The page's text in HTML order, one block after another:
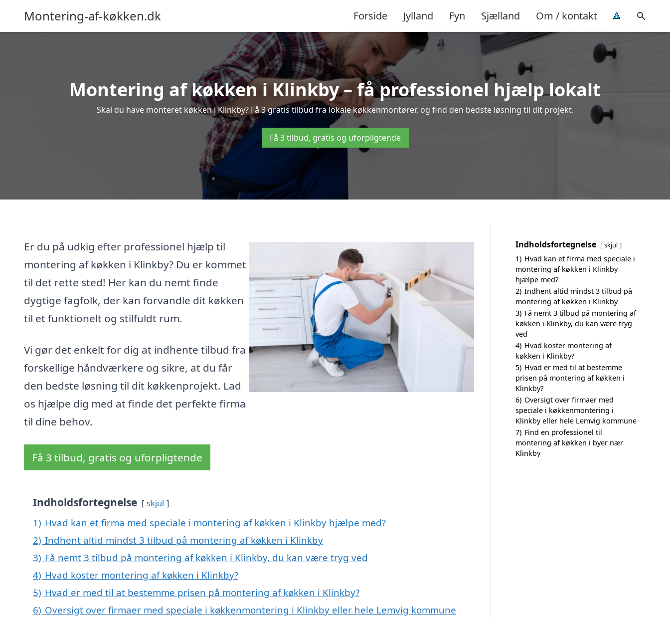
Montering-af-køkken.dk Forside Jylland Fyn Sjælland Om / kontakt
Montering af køkken i Klinkby – få professionel hjælp lokalt
Skal du have monteret køkken i Klinkby? Få 3 gratis tilbud fra lokale køkkenmontører, og find den bedste løsning til dit projekt.
Få 3 tilbud, gratis og uforpligtende
Er du på udkig efter professionel hjælp til
montering af køkken i Klinkby? Du er kommet
til det rette sted! Her kan du nemt finde
dygtige fagfolk, der kan forvandle dit køkken
til et funktionelt og stilfuldt rum.
Vi gør det enkelt for dig at indhente tilbud fra
forskellige håndværkere og sikre, at du får
den bedste løsning til dit køkkenprojekt. Lad
os hjælpe dig med at finde det perfekte firma
til dine behov.
Få 3 tilbud, gratis og uforpligtende
Indholdsfortegnelse skjul
1) Hvad kan et firma med speciale i montering af køkken i Klinkby hjælpe med?
2) Indhent altid mindst 3 tilbud på montering af køkken i Klinkby
3) Få nemt 3 tilbud på montering af køkken i Klinkby, du kan være tryg ved
4) Hvad koster montering af køkken i Klinkby?
5) Hvad er med til at bestemme prisen på montering af køkken i Klinkby?
6) Oversigt over firmaer med speciale i køkkenmontering i Klinkby eller hele Lemvig kommune
Indholdsfortegnelse skjul
1) Hvad kan et firma med speciale i
montering af køkken i Klinkby
hjælpe med?
2) Indhent altid mindst 3 tilbud på
montering af køkken i Klinkby
3) Få nemt 3 tilbud på montering af
køkken i Klinkby, du kan være tryg
ved
4) Hvad koster montering af
køkken i Klinkby?
5) Hvad er med til at bestemme
prisen på montering af køkken i
Klinkby?
6) Oversigt over firmaer med
speciale i køkkenmontering i
Klinkby eller hele Lemvig kommune
7) Find en professionel til
montering af køkken i byer nær
Klinkby